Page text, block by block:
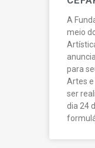
A
meio
para
Artes e
ser
dia 24